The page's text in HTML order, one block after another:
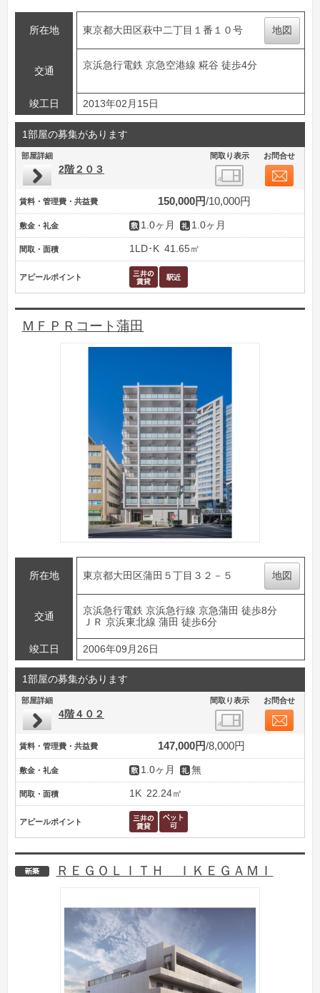
所在地 東京都大田区萩中二丁目１番１０号 地図
交通
京浜急行電鉄 京急空港線 糀谷 徒歩4分
竣工日 2013年02月15日
1部屋の募集があります
部屋詳細 間取り表示 お問合せ
2階２０３
賃料・管理費・共益費 150,000円 10,000円
敷金・礼金 1.0ヶ月 1.0ヶ月
間取・面積 1LD･K 41.65㎡
アピールポイント
ＭＦＰＲコート蒲田
所在地 東京都大田区蒲田５丁目３２－５ 地図
交通
京浜急行電鉄 京浜急行線 京急蒲田 徒歩8分
ＪＲ 京浜東北線 蒲田 徒歩6分
竣工日 2006年09月26日
1部屋の募集があります
部屋詳細 間取り表示 お問合せ
4階４０２
賃料・管理費・共益費 147,000円 8,000円
敷金・礼金 1.0ヶ月 無
間取・面積 1K 22.24㎡
アピールポイント
新築
ＲＥＧＯＬＩＴＨ ＩＫＥＧＡＭＩ